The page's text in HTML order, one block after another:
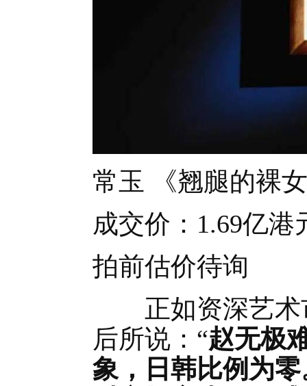
常玉 《翘腿的裸
成交价：1.69亿港
拍前估价待询
正如资深艺术
后所说：“赵无极
象，日韩比例为